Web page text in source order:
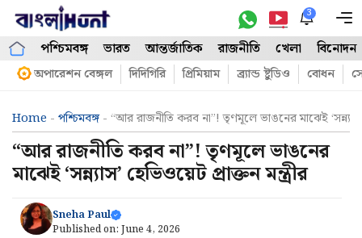
Skip
content
3
পশ্চিমবঙ্গ ভারত আন্তর্জাতিক রাজনীতি খেলা বিনোদন
অপারেশন বেঙ্গল দিদিগিরি প্রিমিয়াম ব্র্যান্ড ষ্টুডিও বোধন
Home - পশ্চিমবঙ্গ- “আর রাজনীতি করব না”! তৃণমূলে ভাঙনের মাঝেই ‘সন্ন্যাস’
“আর রাজনীতি করব না”! তৃণমূলে ভাঙনের
মাঝেই ‘সন্ন্যাস’ হেভিওয়েট প্রাক্তন মন্ত্রীর
Sneha Paul
Published on: June 4, 2026